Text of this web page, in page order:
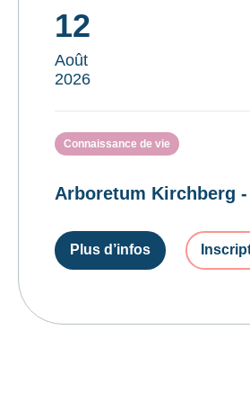
12
Août
2026
Connaissance de vie
Arboretum Kirchberg
Plus d’infos